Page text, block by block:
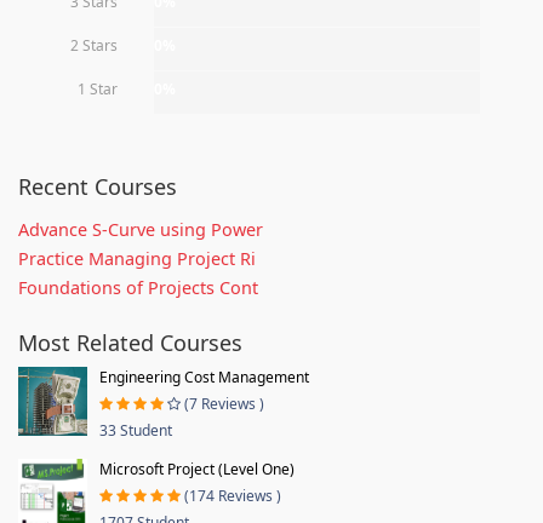
2 Stars
1 Star
Recent Courses
Advance S-Curve using Power
Practice Managing Project Ri
Foundations of Projects Cont
Most Related Courses
Engineering Cost Management
(7 Reviews )
33 Student
Microsoft Project (Level One)
(174 Reviews )